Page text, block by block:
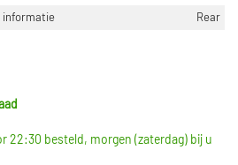
informatie
Rear
22:30 besteld, morgen (zaterdag) bij u